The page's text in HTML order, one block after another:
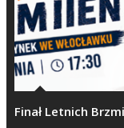
Finał Letnich